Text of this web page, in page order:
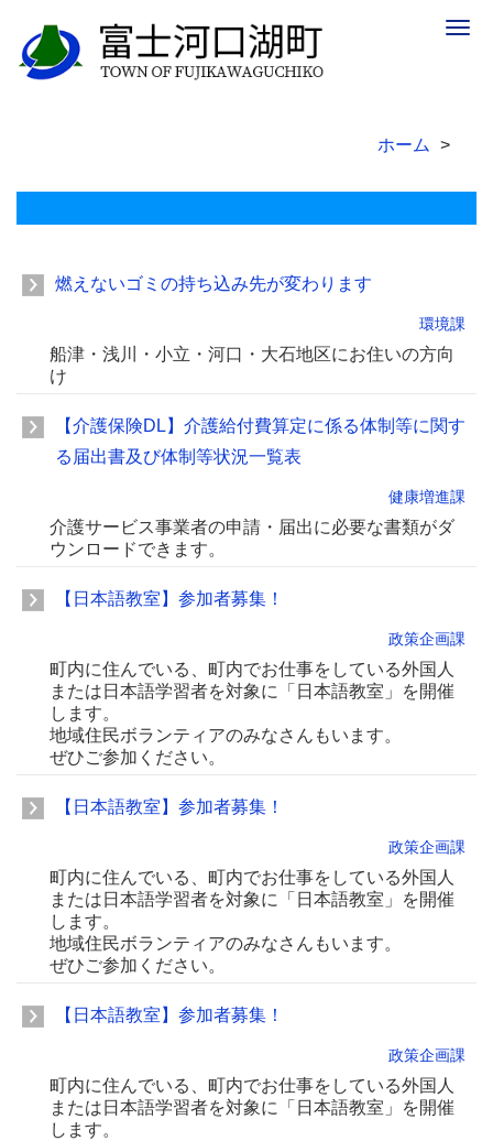
ホーム
燃えないゴミの持ち込み先が変わります
環境課
船津・浅川・小立・河口・大石地区にお住いの方向
け
【介護保険DL】介護給付費算定に係る体制等に関す
る届出書及び体制等状況一覧表
健康増進課
介護サービス事業者の申請・届出に必要な書類がダ
ウンロードできます。
【日本語教室】参加者募集！
政策企画課
町内に住んでいる、町内でお仕事をしている外国人
または日本語学習者を対象に「日本語教室」を開催
します。
地域住民ボランティアのみなさんもいます。
ぜひご参加ください。
【日本語教室】参加者募集！
政策企画課
町内に住んでいる、町内でお仕事をしている外国人
または日本語学習者を対象に「日本語教室」を開催
します。
地域住民ボランティアのみなさんもいます。
ぜひご参加ください。
【日本語教室】参加者募集！
政策企画課
町内に住んでいる、町内でお仕事をしている外国人
または日本語学習者を対象に「日本語教室」を開催
します。